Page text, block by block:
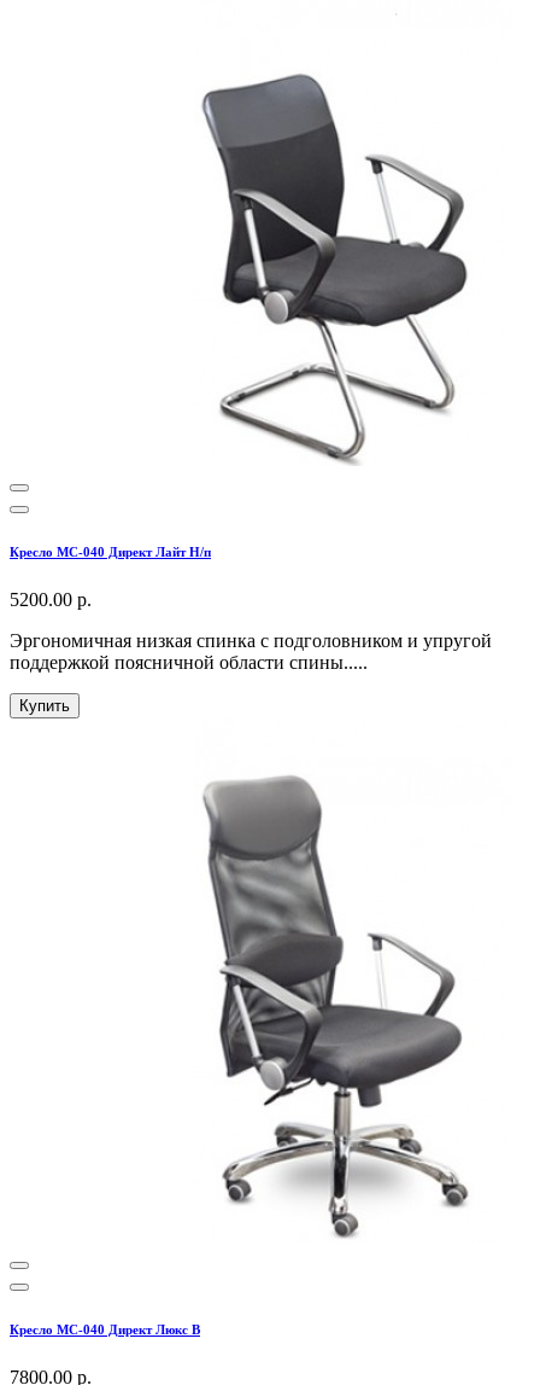
Кресло МС-040 Директ Лайт Н/п
5200.00 р.
Эргономичная низкая спинка с подголовником и упругой
поддержкой поясничной области спины.....
Купить
Кресло МС-040 Директ Люкс В
7800.00 р.